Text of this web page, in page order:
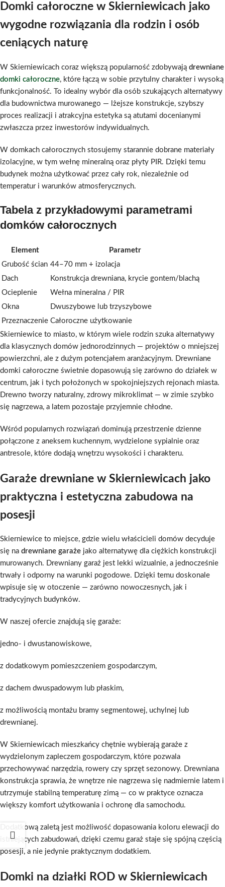
Domki całoroczne w Skierniewicach jako
wygodne rozwiązania dla rodzin i osób
ceniących naturę
W Skierniewicach coraz większą popularność zdobywają drewniane
domki całoroczne, które łączą w sobie przytulny charakter i wysoką
funkcjonalność. To idealny wybór dla osób szukających alternatywy
dla budownictwa murowanego — lżejsze konstrukcje, szybszy
proces realizacji i atrakcyjna estetyka są atutami docenianymi
zwłaszcza przez inwestorów indywidualnych.
W domkach całorocznych stosujemy starannie dobrane materiały
izolacyjne, w tym wełnę mineralną oraz płyty PIR. Dzięki temu
budynek można użytkować przez cały rok, niezależnie od
temperatur i warunków atmosferycznych.
Tabela z przykładowymi parametrami
domków całorocznych
Element
Parametr
Grubość ścian 44–70 mm + izolacja
Dach
Konstrukcja drewniana, krycie gontem/blachą
Ocieplenie
Wełna mineralna / PIR
Okna
Dwuszybowe lub trzyszybowe
Przeznaczenie Całoroczne użytkowanie
Skierniewice to miasto, w którym wiele rodzin szuka alternatywy
dla klasycznych domów jednorodzinnych — projektów o mniejszej
powierzchni, ale z dużym potencjałem aranżacyjnym. Drewniane
domki całoroczne świetnie dopasowują się zarówno do działek w
centrum, jak i tych położonych w spokojniejszych rejonach miasta.
Drewno tworzy naturalny, zdrowy mikroklimat — w zimie szybko
się nagrzewa, a latem pozostaje przyjemnie chłodne.
Wśród popularnych rozwiązań dominują przestrzenie dzienne
połączone z aneksem kuchennym, wydzielone sypialnie oraz
antresole, które dodają wnętrzu wysokości i charakteru.
Garaże drewniane w Skierniewicach jako
praktyczna i estetyczna zabudowa na
posesji
Skierniewice to miejsce, gdzie wielu właścicieli domów decyduje
się na drewniane garaże jako alternatywę dla ciężkich konstrukcji
murowanych. Drewniany garaż jest lekki wizualnie, a jednocześnie
trwały i odporny na warunki pogodowe. Dzięki temu doskonale
wpisuje się w otoczenie — zarówno nowoczesnych, jak i
tradycyjnych budynków.
W naszej ofercie znajdują się garaże:
jedno- i dwustanowiskowe,
z dodatkowym pomieszczeniem gospodarczym,
z dachem dwuspadowym lub płaskim,
z możliwością montażu bramy segmentowej, uchylnej lub
drewnianej.
W Skierniewicach mieszkańcy chętnie wybierają garaże z
wydzielonym zapleczem gospodarczym, które pozwala
przechowywać narzędzia, rowery czy sprzęt sezonowy. Drewniana
konstrukcja sprawia, że wnętrze nie nagrzewa się nadmiernie latem i
utrzymuje stabilną temperaturę zimą — co w praktyce oznacza
większy komfort użytkowania i ochronę dla samochodu.
Dodatkową zaletą jest możliwość dopasowania koloru elewacji do
istniejących zabudowań, dzięki czemu garaż staje się spójną częścią
posesji, a nie jedynie praktycznym dodatkiem.
Domki na działki ROD w Skierniewicach